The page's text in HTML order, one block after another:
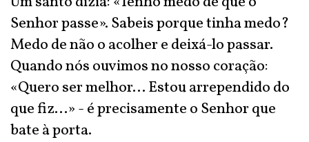
Senhor passe». Sabeis porque tinha medo?
Medo de não o acolher e deixá-lo passar.
Quando nós ouvimos no nosso coração:
«Quero ser melhor... Estou arrependido do
que fiz...» - é precisamente o Senhor que
bate à porta.